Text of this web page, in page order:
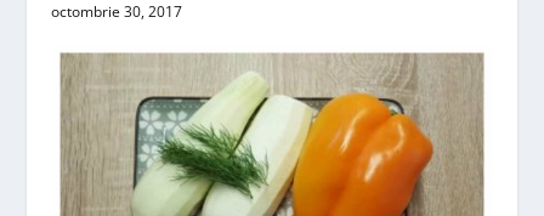
octombrie 30, 2017